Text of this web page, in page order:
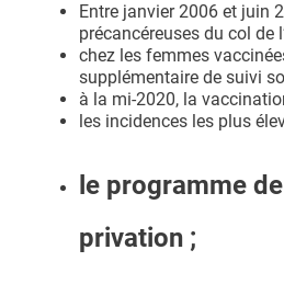
Entre janvier 2006 et juin
précancéreuses du col de
chez les femmes
supplémentaire de suivi
à la mi-2020, la
les incidences les plus
le programme
privation ;